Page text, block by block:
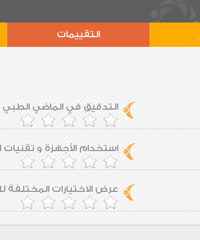
التقييمات
التدقيق في الماضي الطبي
استخدام الأجهزة و تقنيات
عرض الاختيارات المختلفة